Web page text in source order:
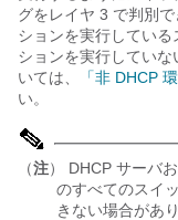
グをレイヤ 3 で判別
ションを実行してい
ションを実行してい
いては、
「非 DHCP
い。
（注） DHCP サーバ
のすべてのスイ
きない場合があり